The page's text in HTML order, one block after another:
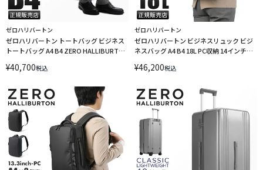
ゼロハリバートン
ゼロハリバートン トートバッグ ビジネス
トートバッグ A4 B4 ZERO HALLIBURTON
¥40,700税込
ゼロハリバートン
ゼロハリバートン ビジネスリュック ビジ
ネスバッグ A4 B4 18L PC収納 14インチ
¥46,200税込